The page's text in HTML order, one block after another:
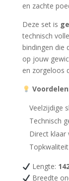
en zachte
Deze set is
technisch
bindingen die
op jouw
en zorgeloos
Veelzijdige
Technisch
Direct klaar
Lengte:
Breedte